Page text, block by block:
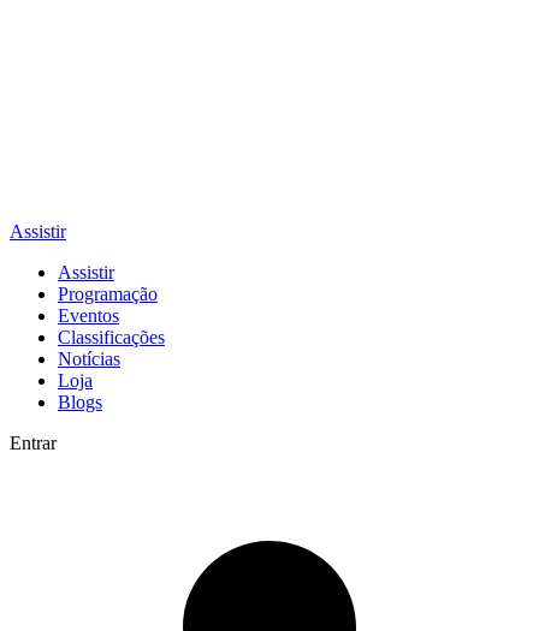
Assistir
Assistir
Programação
Eventos
Classificações
Notícias
Loja
Blogs
Entrar